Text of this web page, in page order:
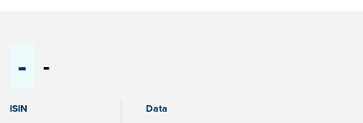
- -
ISIN Data